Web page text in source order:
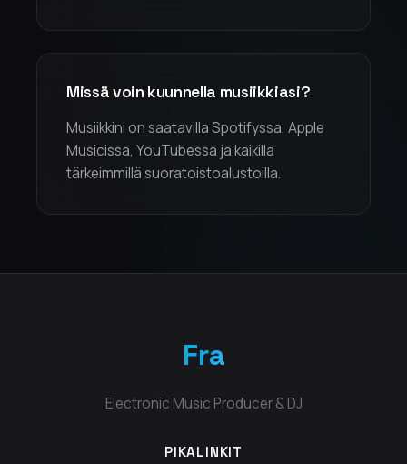
Missä voin kuunnella musiikkiasi?
Musiikkini on saatavilla Spotifyssa, Apple
Musicissa, YouTubessa ja kaikilla
tärkeimmillä suoratoistoalustoilla.
Fra
Electronic Music Producer & DJ
PIKALINKIT